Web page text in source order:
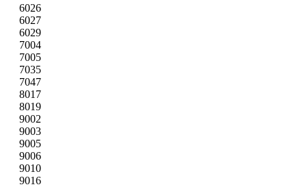
6026
6027
6029
7004
7005
7035
7047
8017
8019
9002
9003
9005
9006
9010
9016